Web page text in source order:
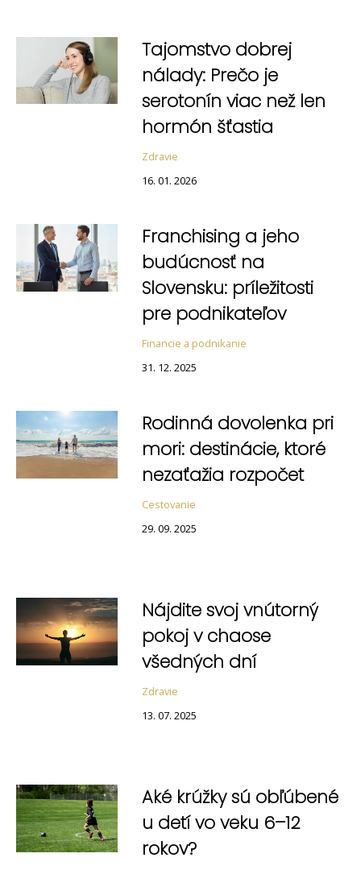
Tajomstvo dobrej
nálady: Prečo je
serotonín viac než len
hormón šťastia
Zdravie
16. 01. 2026
Franchising a jeho
budúcnosť na
Slovensku: príležitosti
pre podnikateľov
Financie a podnikanie
31. 12. 2025
Rodinná dovolenka pri
mori: destinácie, ktoré
nezaťažia rozpočet
Cestovanie
29. 09. 2025
Nájdite svoj vnútorný
pokoj v chaose
všedných dní
Zdravie
13. 07. 2025
Aké krúžky sú obľúbené
u detí vo veku 6–12
rokov?